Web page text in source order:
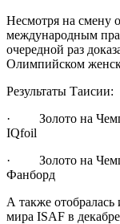
Несмотря на смену
международным
очередной раз
Олимпийском
Результаты Таисии:
· Золото на
IQfoil
· Золото на
Фанборд
А также отобралась
мира ISAF в декабре